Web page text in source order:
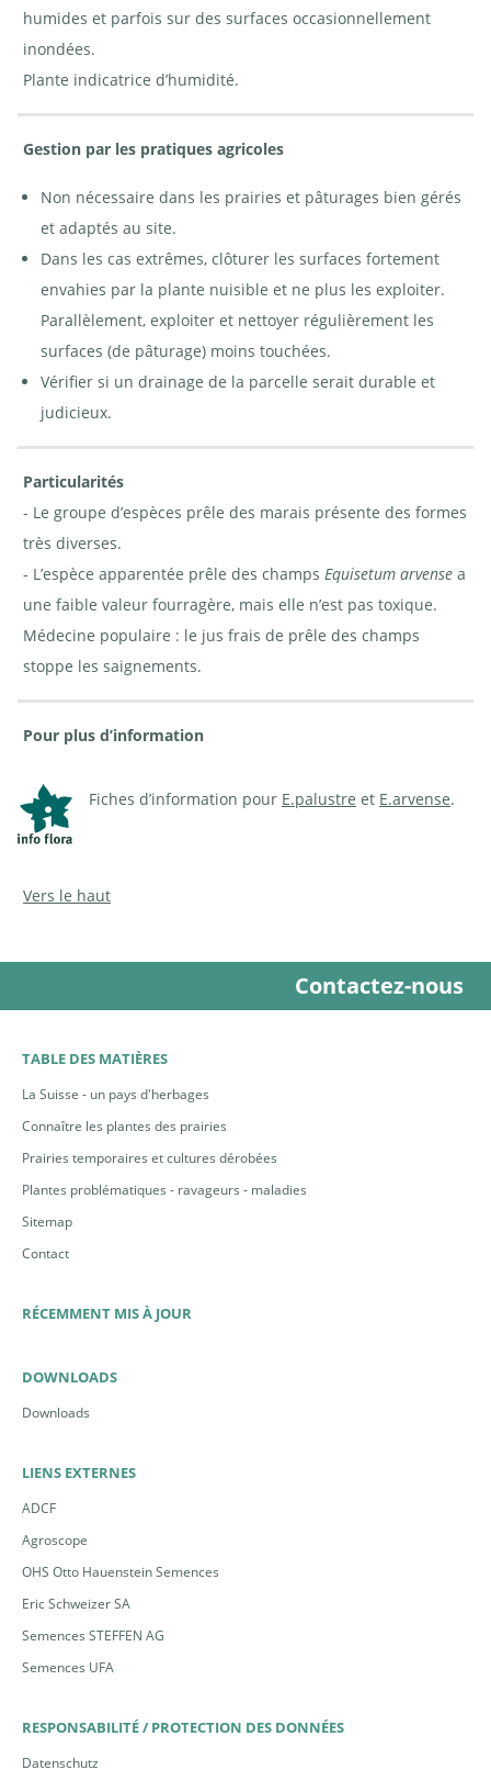
humides et parfois sur des surfaces occasionnellement
inondées.
Plante indicatrice d’humidité.
Gestion par les pratiques agricoles
Non nécessaire dans les prairies et pâturages bien gérés
et adaptés au site.
Dans les cas extrêmes, clôturer les surfaces fortement
envahies par la plante nuisible et ne plus les exploiter.
Parallèlement, exploiter et nettoyer régulièrement les
surfaces (de pâturage) moins touchées.
Vérifier si un drainage de la parcelle serait durable et
judicieux.
Particularités
- Le groupe d’espèces prêle des marais présente des formes
très diverses.
- L’espèce apparentée prêle des champs Equisetum arvense a
une faible valeur fourragère, mais elle n’est pas toxique.
Médecine populaire : le jus frais de prêle des champs
stoppe les saignements.
Pour plus d’information
Fiches d’information pour E.palustre et E.arvense.
Vers le haut
Contactez-nous
TABLE DES MATIÈRES
La Suisse - un pays d'herbages
Connaître les plantes des prairies
Prairies temporaires et cultures dérobées
Plantes problématiques - ravageurs - maladies
Sitemap
Contact
RÉCEMMENT MIS À JOUR
DOWNLOADS
Downloads
LIENS EXTERNES
ADCF
Agroscope
OHS Otto Hauenstein Semences
Eric Schweizer SA
Semences STEFFEN AG
Semences UFA
RESPONSABILITÉ / PROTECTION DES DONNÉES
Datenschutz